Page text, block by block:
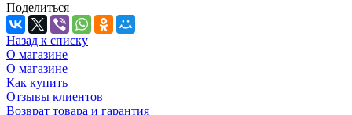
Поделиться
Назад к списку
О магазине
О магазине
Как купить
Отзывы клиентов
Возврат товара и гарантия